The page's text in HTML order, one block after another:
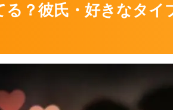
？彼氏・好きなタイ